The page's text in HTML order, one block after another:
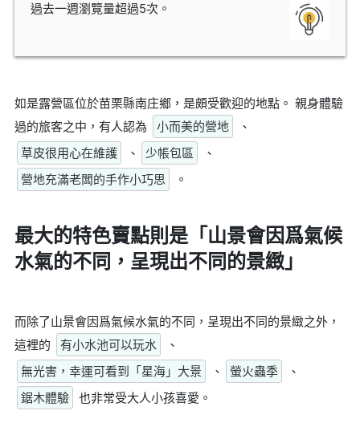
過去一週瀏覽量超過5次。
如是露營區位於苗栗縣南庄鄉，是頗受歡迎的地點。 親身體驗
過的旅客之中，有人認為
小而美的營地
、
草皮很用心在維護
、 少帳包區
、
營地充滿老闆的手作小巧思
。
最大的特色賣點則是「山景會因爲氣候
水氣的不同，呈現出不同的景緻」
而除了山景會因爲氣候水氣的不同，呈現出不同的景緻之外，
這裡的
有小水池可以玩水
、
無光害，幸運可看到「星海」大景
、 螢火蟲季
、
鋸木體驗
也非常受大人小孩喜愛。